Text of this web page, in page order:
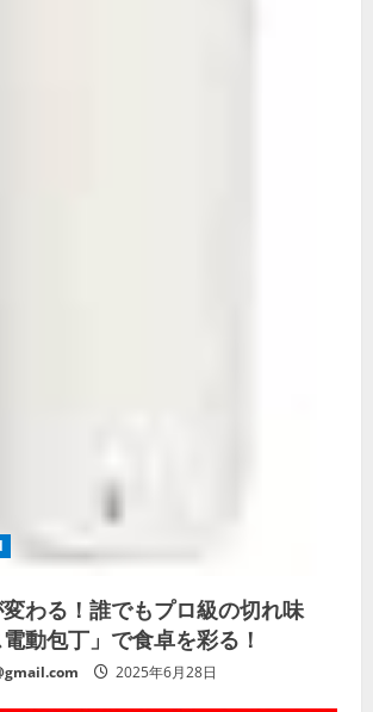
わる！誰でもプロ級の切れ味
電動包丁」で食卓を彩る！
2025年6月28日